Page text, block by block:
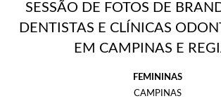
SESSÃO DE FOTOS DE
DENTISTAS E CLÍNICAS
EM CAMPINAS E
FEMININAS
CAMPINAS